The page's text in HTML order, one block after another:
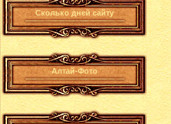
Сколько дней сайту
Алтай-Фото